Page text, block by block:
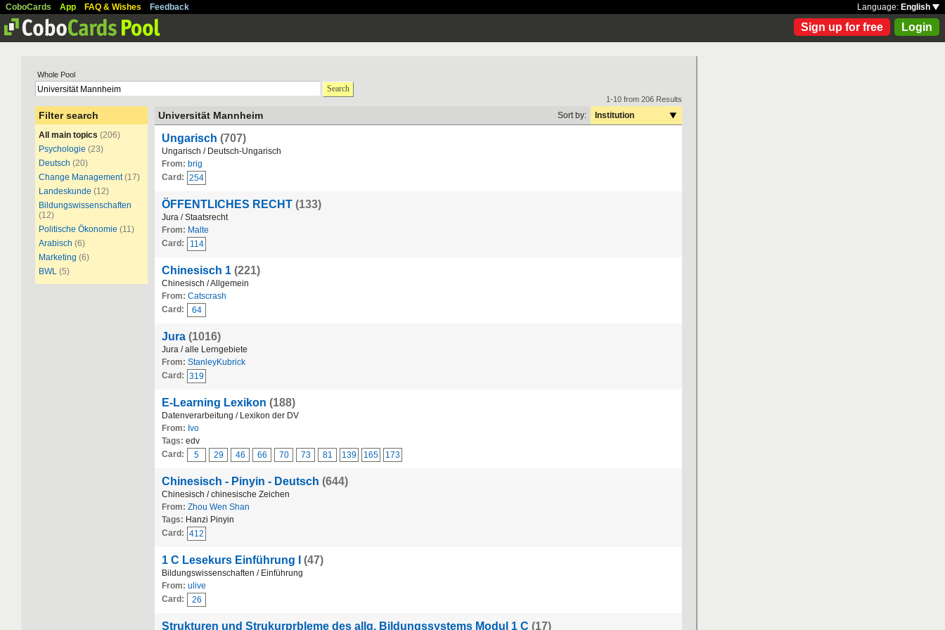
CoboCards App FAQ & Wishes Feedback Language: English
Sign up for free Login
Whole Pool
Search
Filter search
All main topics (206)
Psychologie (23)
Deutsch (20)
Change Management (17)
Landeskunde (12)
Bildungswissenschaften
(12)
Politische Ökonomie (11)
Arabisch (6)
Marketing (6)
BWL (5)
1-10 from 206 Results
Universität Mannheim Sort by: Institution
Ungarisch (707)
Ungarisch / Deutsch-Ungarisch
From: brig
Card: 254
ÖFFENTLICHES RECHT (133)
Jura / Staatsrecht
From: Malte
Card:
114
Chinesisch 1 (221)
Chinesisch / Allgemein
From: Catscrash
Card:
64
Jura (1016)
Jura / alle Lerngebiete
From: StanleyKubrick
Card: 319
E-Learning Lexikon (188)
Datenverarbeitung / Lexikon der DV
From: Ivo
Tags: edv
Card:
5 29 46 66 70 73 81 139 165 173
Chinesisch - Pinyin - Deutsch (644)
Chinesisch / chinesische Zeichen
From: Zhou Wen Shan
Tags: Hanzi Pinyin
Card: 412
1 C Lesekurs Einführung I (47)
Bildungswissenschaften / Einführung
From: ulive
Card:
26
Strukturen und Strukurprbleme des allg. Bildungssystems Modul 1 C (17)